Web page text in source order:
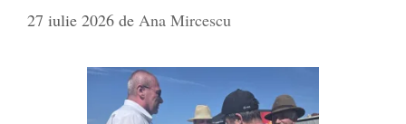
27 iulie 2026 de Ana Mircescu